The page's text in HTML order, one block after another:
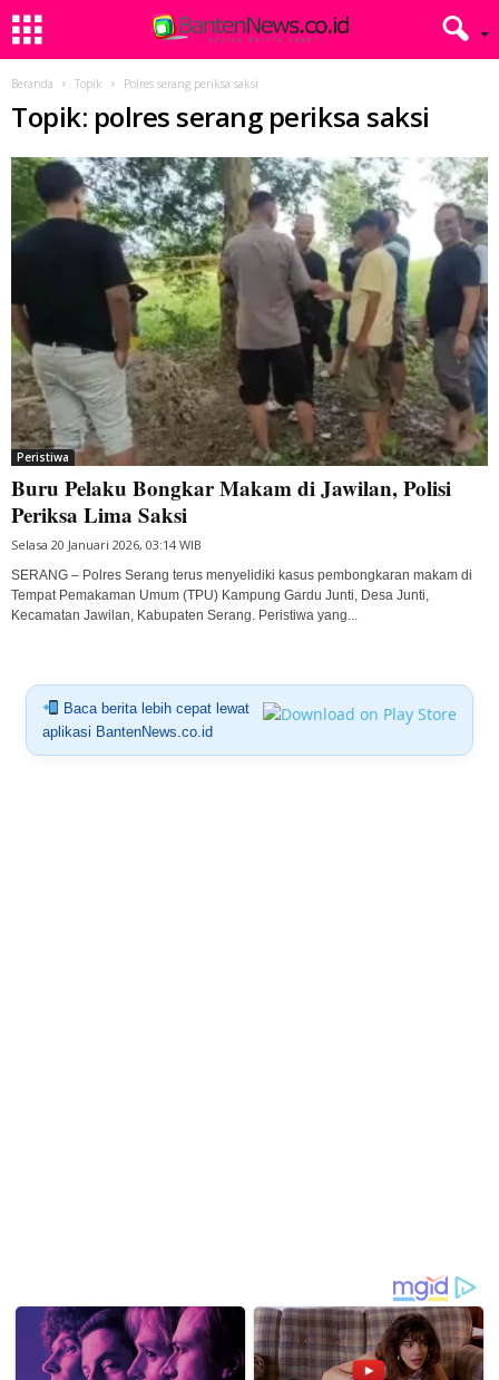
Beranda Topik Polres serang periksa saksi
Topik: polres serang periksa saksi
Peristiwa
Buru Pelaku Bongkar Makam di Jawilan, Polisi
Periksa Lima Saksi
Selasa 20 Januari 2026, 03:14 WIB
SERANG – Polres Serang terus menyelidiki kasus pembongkaran makam di
Tempat Pemakaman Umum (TPU) Kampung Gardu Junti, Desa Junti,
Kecamatan Jawilan, Kabupaten Serang. Peristiwa yang...
Baca berita lebih cepat lewat
aplikasi BantenNews.co.id